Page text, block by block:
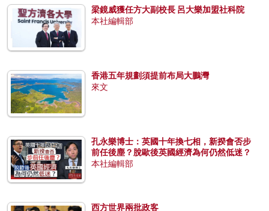
梁鏡威獲任方大副校長 呂大樂加盟社科院
本社編輯部
香港五年規劃須提前布局大鵬灣
來文
孔永樂博士：英國十年換七相，新揆會否步
前任後塵？脫歐後英國經濟為何仍然低迷？
本社編輯部
西方世界兩批政客